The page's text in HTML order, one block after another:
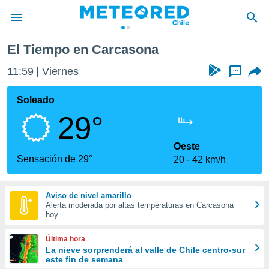
de
por
que se
calidad.
a este
las
y
forma
digital
basada
El Tiempo en Carcasona
11:59 Viernes ...
Soleado
29°
Sensación de 29°
Oeste
20
42 km/h
Aviso de nivel amarillo
Alerta moderada por altas temperaturas en Carcasona
hoy
Última hora
La nieve sorprenderá al valle de Chile centro-sur
este fin de semana